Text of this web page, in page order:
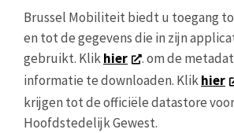
Brussel Mobiliteit biedt u toegang
en tot de gegevens die in zijn
gebruikt. Klikhier
. om de
informatie te downloaden. Klikhier
krijgen tot de officiële datastore
Hoofdstedelijk Gewest.